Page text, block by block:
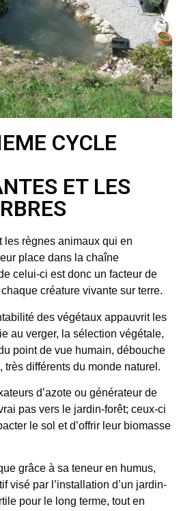
CYCLE
ET LES
les règnes animaux qui en
place dans la chaîne
celui-ci est donc un facteur de
créature vivante sur terre.
des végétaux appauvrit les
au verger, la sélection végétale,
point de vue humain, débouche
très différents du monde naturel.
d’azote ou générateur de
pas vers le jardin-forêt; ceux-ci
le sol et d’offrir leur biomasse
grâce à sa teneur en humus,
visé par l’installation d’un jardin-
pour le long terme, tout en